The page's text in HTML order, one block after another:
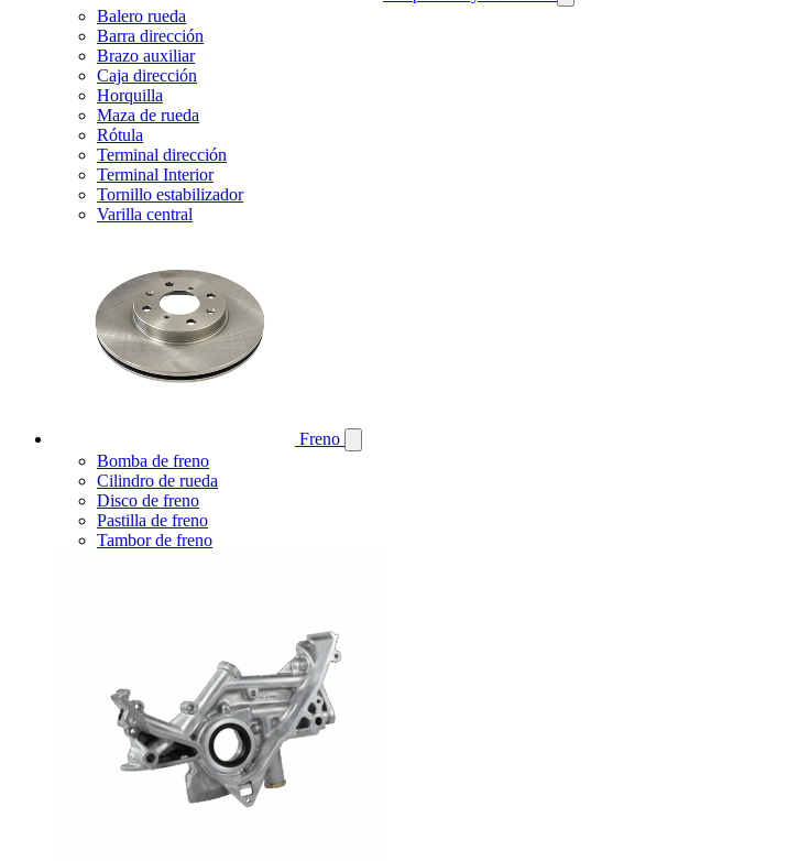
Balero rueda
Barra dirección
Brazo auxiliar
Caja dirección
Horquilla
Maza de rueda
Rótula
Terminal dirección
Terminal Interior
Tornillo estabilizador
Varilla central
Freno
Bomba de freno
Cilindro de rueda
Disco de freno
Pastilla de freno
Tambor de freno